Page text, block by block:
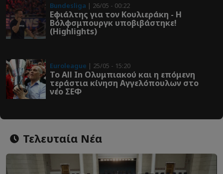
Bundesliga | 26/05 - 00:22
Εφιάλτης για τον Κουλιεράκη - Η
Βόλφσμπουργκ υποβιβάστηκε!
(Highlights)
Euroleague | 25/05 - 15:20
Το All In Ολυμπιακού και η επόμενη
τεράστια κίνηση Αγγελόπουλων στο
νέο ΣΕΦ
Τελευταία Νέα